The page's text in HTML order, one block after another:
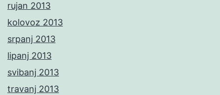
rujan 2013
kolovoz 2013
srpanj 2013
lipanj 2013
svibanj 2013
travanj 2013